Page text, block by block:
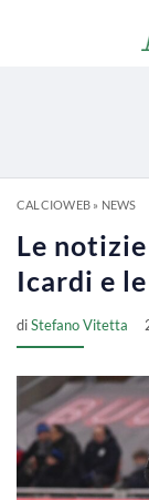
CALCIOWEB» NEWS
Le
Icardi e
diStefano Vitetta